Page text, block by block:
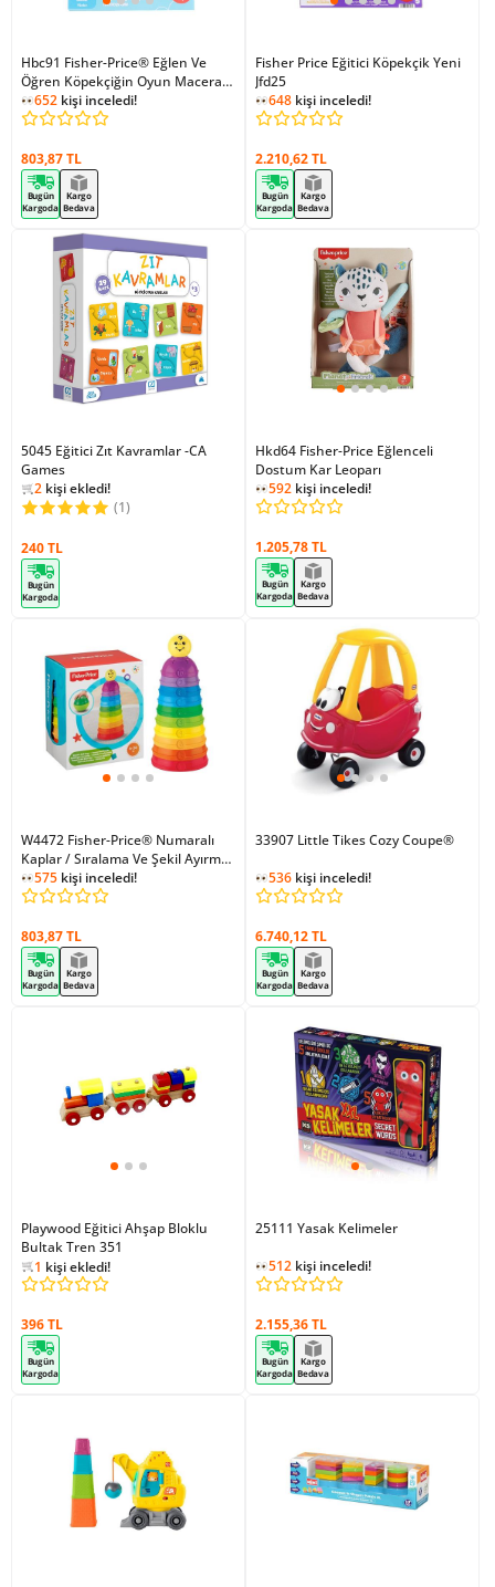
Hbc91 Fisher-Price® Eğlen Ve
Öğren Köpekçiğin Oyun Macerası,
Türkçe / +6 Ay
652 kişi inceledi!
803,87 TL
Bugün
Kargoda
Kargo
Bedava
Fisher Price Eğitici Köpekçik Yeni
Jfd25
648 kişi inceledi!
2.210,62 TL
Bugün
Kargoda
Kargo
Bedava
5045 Eğitici Zıt Kavramlar -CA
Games
647kişi inceledi!
2 kişi ekledi!
647kişi inceledi!
(1)
240 TL
Bugün
Kargoda
Hkd64 Fisher-Price Eğlenceli
Dostum Kar Leoparı
592 kişi inceledi!
1.205,78 TL
Bugün
Kargoda
Kargo
Bedava
W4472 Fisher-Price® Numaralı
Kaplar / Sıralama Ve Şekil Ayırma
Oyuncakları
575 kişi inceledi!
803,87 TL
Bugün
Kargoda
Kargo
Bedava
33907 Little Tikes Cozy Coupe®
536 kişi inceledi!
6.740,12 TL
Bugün
Kargoda
Kargo
Bedava
Playwood Eğitici Ahşap Bloklu
Bultak Tren 351
534kişi inceledi!
1 kişi ekledi!
534kişi inceledi!
396 TL
Bugün
Kargoda
25111 Yasak Kelimeler
512 kişi inceledi!
2.155,36 TL
Bugün
Kargoda
Kargo
Bedava